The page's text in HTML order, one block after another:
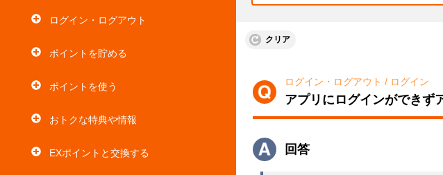
ログイン・ログアウト
ポイントを貯める
ポイントを使う
おトクな特典や情報
EXポイントと交換する
クリア
ログイン・ログアウト / ログイン
アプリにログインができず
回答